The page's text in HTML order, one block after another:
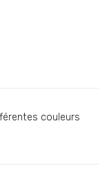
couleurs